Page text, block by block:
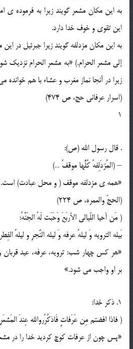
به این مکان مشعر گویند زیرا به فرموده ی
این تقوی و خوف خدا دارد.
به این مکان مزدلفه گویند زیرا جبرئیل در
إلی مشعر الحرام.) «به مشعر الحرام نزدیک
زیرا در آنجا نماز مغرب و عشاء با هم خوانده
(اسرار عرفانی حج، ص 474)
1
. قال رسول الله (ص):
– (المُزدَلِفهُ کُلُّها موقفُ …)
«همه ی مزدلفه موقف ( و محل عبادت)
(الحجّ والعمره، ص 224)
( مَن أحیا اللّیالی الأربَعَ وَحَبَت لَهُ الجَنَّهُ:
بَیله الترویه وَ لیلهُ عرفه وَ لیله النَّجرِ و لیلهُ
«هر کس چهار شب: ترویه، عرفه، عید قربان
بر او واجب می شود.»
1. ذکر خدا:
( فاذا افضتم مِن عَرَفاتٍ فَاذکُرُروالله عِندَ المَشعَرِ
«پس چون از عرفات کوچ کردید خدا را در